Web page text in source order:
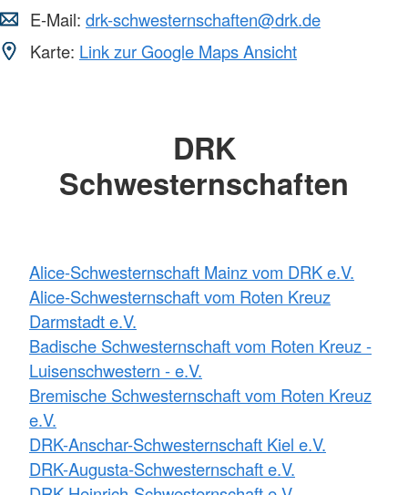
E-Mail: drk-schwesternschaften@drk.de
Karte: Link zur Google Maps Ansicht
DRK
Schwesternschaften
Alice-Schwesternschaft Mainz vom DRK e.V.
Alice-Schwesternschaft vom Roten Kreuz
Darmstadt e.V.
Badische Schwesternschaft vom Roten Kreuz -
Luisenschwestern - e.V.
Bremische Schwesternschaft vom Roten Kreuz
e.V.
DRK-Anschar-Schwesternschaft Kiel e.V.
DRK-Augusta-Schwesternschaft e.V.